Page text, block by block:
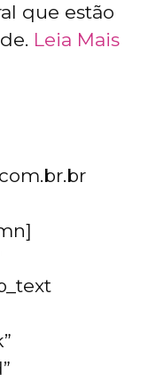
que estão
Leia Mais